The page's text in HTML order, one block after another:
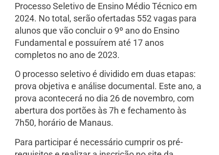
Processo Seletivo de Ensino Médio Técnico em
2024. No total, serão ofertadas 552 vagas para
alunos que vão concluir o 9º ano do Ensino
Fundamental e possuírem até 17 anos
completos no ano de 2023.
O processo seletivo é dividido em duas etapas:
prova objetiva e análise documental. Este ano, a
prova acontecerá no dia 26 de novembro, com
abertura dos portões às 7h e fechamento às
7h50, horário de Manaus.
Para participar é necessário cumprir os pré-